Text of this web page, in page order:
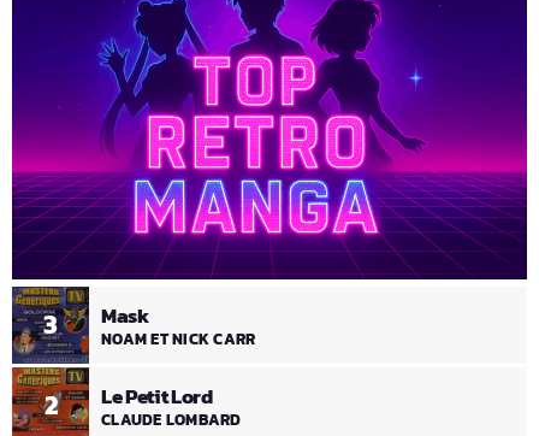
2 Le Petit Lord
CLAUDE LOMBARD
3 Mask
NOAM ET NICK CARR